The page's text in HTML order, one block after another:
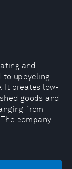
and
to upcycling
It creates low-
goods and
from
company